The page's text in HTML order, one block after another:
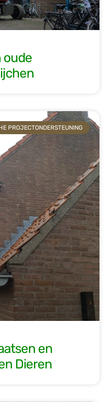
oude
PROJECTONDERSTEUNING
en
Dieren